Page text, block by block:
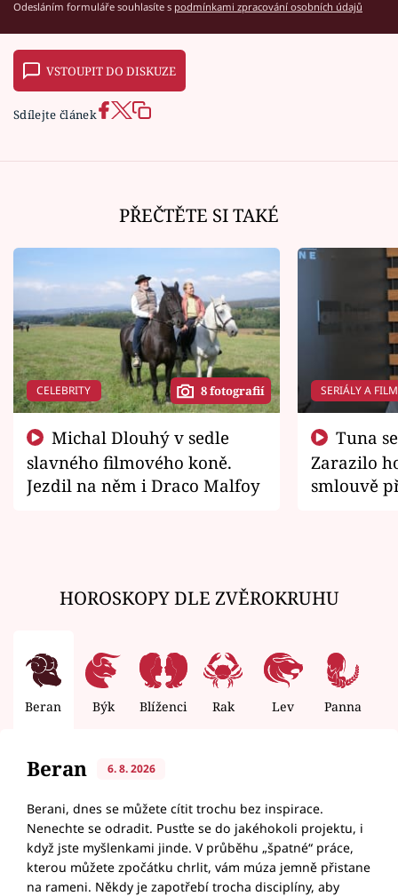
Odesláním formuláře souhlasíte s podmínkami zpracování osobních údajů
VSTOUPIT DO DISKUZE
Sdílejte článek
PŘEČTĚTE SI TAKÉ
CELEBRITY 8 fotografií
slavného filmového koně.
Jezdil na něm i Draco Malfoy
SERIÁLY A
Zarazilo
smlouvě
HOROSKOPY DLE ZVĚROKRUHU
Beran Býk Blíženci Rak Lev Panna
Beran 6. 8. 2026
Berani, dnes se můžete cítit trochu bez inspirace.
Nenechte se odradit. Pusťte se do jakéhokoli projektu, i
když jste myšlenkami jinde. V průběhu „špatné“ práce,
kterou můžete zpočátku chrlit, vám múza jemně přistane
na rameni. Někdy je zapotřebí trocha disciplíny, aby